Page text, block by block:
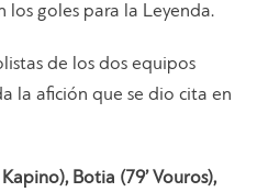
los goles para la Leyenda.
de los dos equipos
la afición que se dio cita en
Botia (79’ Vouros),